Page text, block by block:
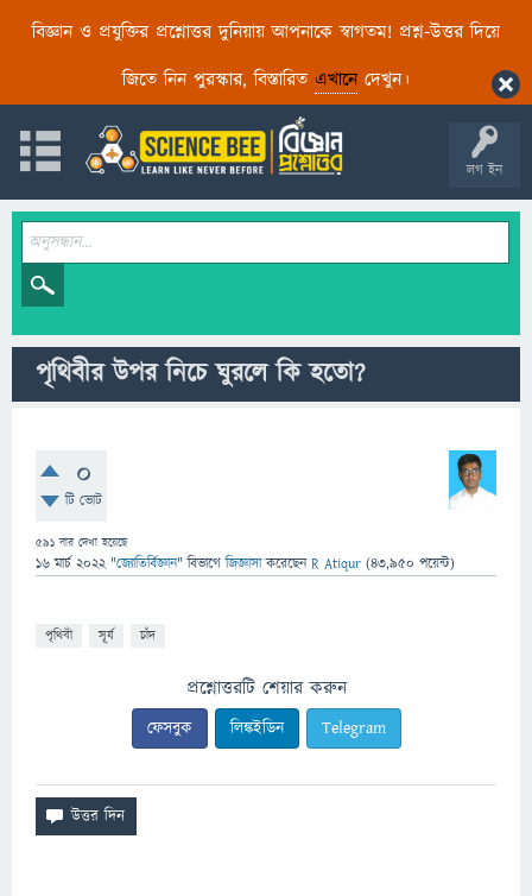
বিজ্ঞান ও প্রযুক্তির প্রশ্নোত্তর দুনিয়ায় আপনাকে স্বাগতম! প্রশ্ন-উত্তর দিয়ে
জিতে নিন পুরস্কার, বিস্তারিত এখানেদেখুন।
লগ ইন
পৃথিবীর উপর নিচে ঘুরলে কি হতো?
0
টি ভোট
591 বার দেখা হয়েছে
16 মার্চ 2022 "জ্যোতির্বিজ্ঞান" বিভাগে জিজ্ঞাসাকরেছেনR Atiqur (43,950 পয়েন্ট)
পৃথিবী সূর্য চাঁদ
প্রশ্নোত্তরটি শেয়ার করুন
ফেসবুক লিঙ্কইডিন Telegram